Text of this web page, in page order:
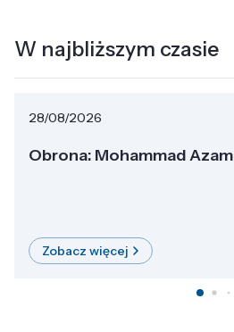
W najbliższym czasie
28/08/2026
Obrona: Mohammad Azam
Zobacz więcej